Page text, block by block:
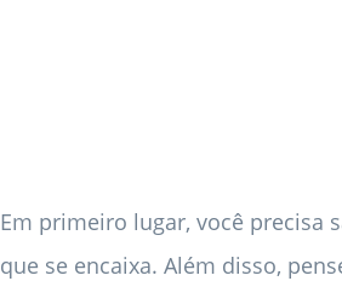
Em primeiro lugar, você precisa
que se encaixa. Além disso,